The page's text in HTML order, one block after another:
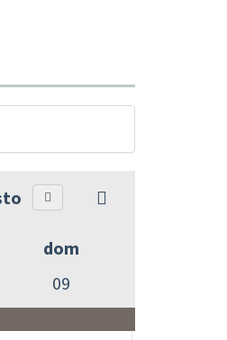
dom
09